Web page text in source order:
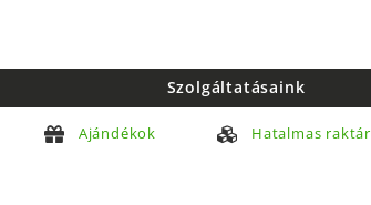
Szolgáltatásaink
Ajándékok Hatalmas